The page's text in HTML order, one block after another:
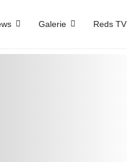
Galerie Reds TV